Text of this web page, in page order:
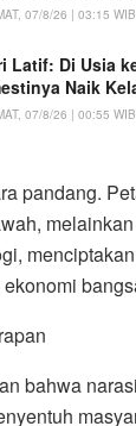
07/8/26 | 03:15 WIB
Latif: Di Usia
Naik
07/8/26 | 00:55 WIB
pandang.
bahwa